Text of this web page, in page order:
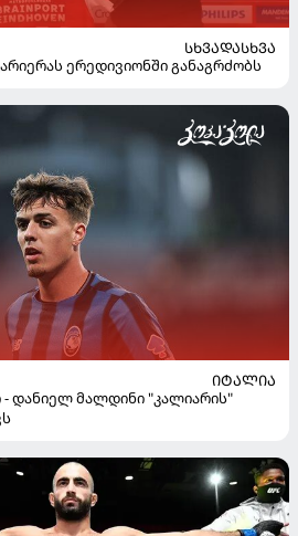
ᲡᲮᲕᲐᲓᲐᲡᲮᲕᲐ
ერედივიონში განაგრძობს
ᲘᲢᲐᲚᲘᲐ
- დანიელ მალდინი "კალიარის"